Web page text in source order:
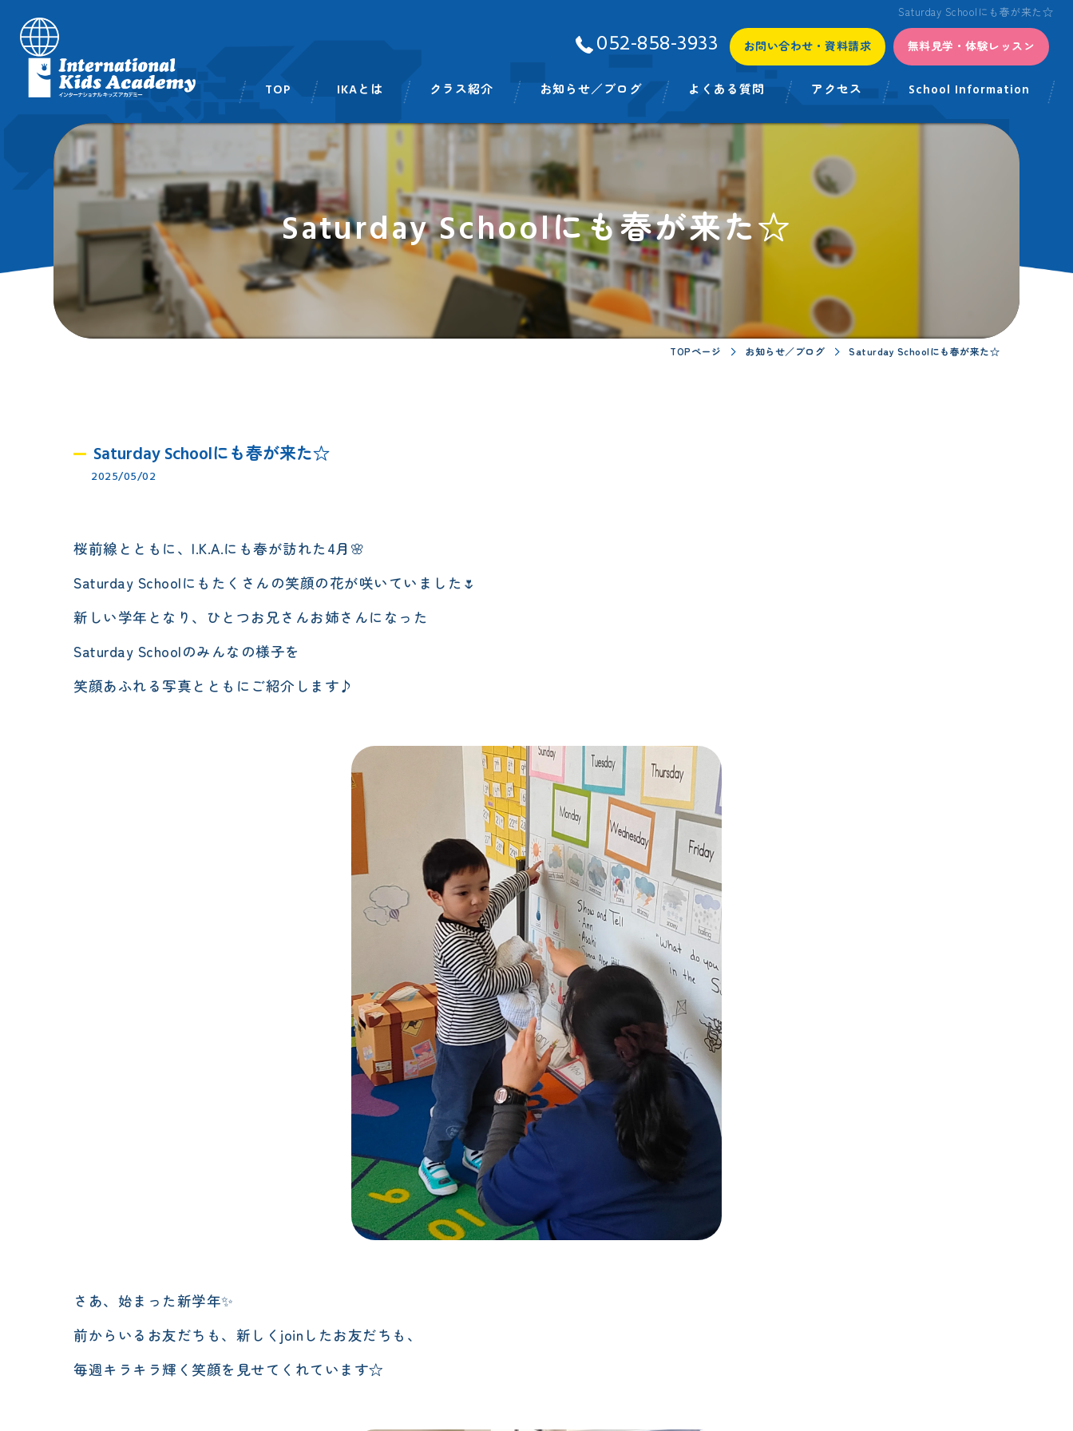
Saturday Schoolにも春が来た☆
052-858-3933 お問い合わせ・資料請求 無料見学・体験レッスン
TOP IKAとは
スタッフ
クラス紹介
ベビークラス
スモールキッズクラス
プリスクールクラス
キンディクラス
イングリッシュタイム
ビッグキッズイングリッシュタイム
お知らせ／ブログ よくある質問 アクセス School Information
Saturday Schoolにも春が来た☆
TOPページ お知らせ／ブログ Saturday Schoolにも春が来た☆
Saturday Schoolにも春が来た☆
2025/05/02
桜前線とともに、I.K.A.にも春が訪れた4月🌸
Saturday Schoolにもたくさんの笑顔の花が咲いていました🌷
新しい学年となり、ひとつお兄さんお姉さんになった
Saturday Schoolのみんなの様子を
笑顔あふれる写真とともにご紹介します♪
さあ、始まった新学年✨
前からいるお友だちも、新しくjoinしたお友だちも、
毎週キラキラ輝く笑顔を見せてくれています☆